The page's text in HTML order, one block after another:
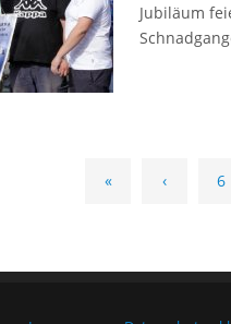
Jubiläum
« ‹ 6